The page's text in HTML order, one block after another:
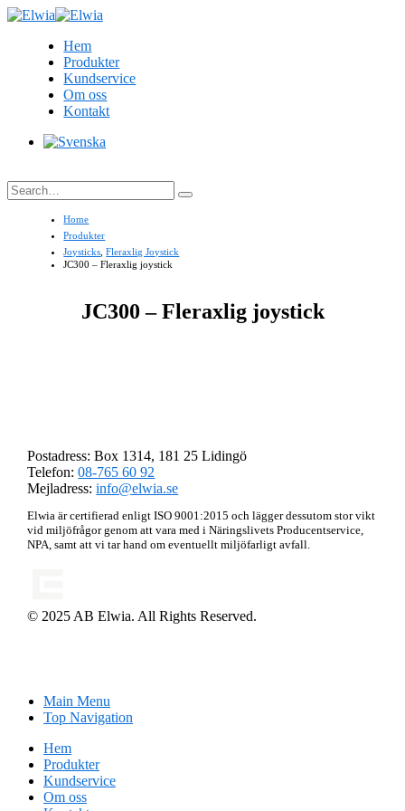
Hem
Produkter
Kundservice
Om oss
Kontakt
Home
Produkter
Joysticks ,Fleraxlig Joystick
JC300 – Fleraxlig joystick
JC300 – Fleraxlig joystick
Postadress: Box 1314, 181 25 Lidingö
Telefon:08-765 60 92
Mejladress:info@elwia.se
Elwia är certifierad enligt ISO 9001:2015 och lägger dessutom stor vikt
vid miljöfrågor genom att vara med i Näringslivets Producentservice,
NPA, samt att vi tar hand om eventuellt miljöfarligt avfall.
© 2025 AB Elwia. All Rights Reserved.
Main Menu
Top Navigation
Hem
Produkter
Kundservice
Om oss